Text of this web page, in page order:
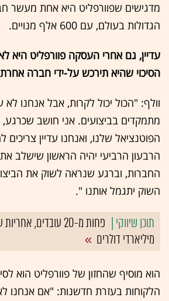
מדגישים שפוורפליט היא אחת מעשר
הגדולות בעולם, עם 600 אלף מנויים.
עדיין, גם אחרי העסקה פוורפליט
הסיכוי שהיא תירכש על-ידי חברה
וולף: "הכול יכול לקרות, אבל אנחנו
מתמקדים בביצועים. אני חושב
הפוטנציאל שלנו, ואנחנו עדיין
הרבעון הרביעי יהיה הראשון שישלב
החברות, וברגע שנראה לשוק את
השוק יתגמל אותנו ".
פחות מ-20 עובדים,
מיליארדי דולרים
הוא מוסיף שהחזון של פוורפליט הוא
הלקוחות בעזרת חדשנות: "אם אנחנו לא